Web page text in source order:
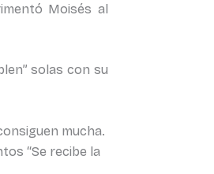
Moisés al
solas con su
mucha.
“Se recibe la